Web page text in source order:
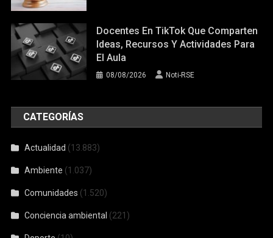
Docentes En TikTok Que Comparten
Ideas, Recursos Y Actividades Para
El Aula
08/08/2026 Noti-RSE
CATEGORÍAS
Actualidad (13.883)
Ambiente (1.037)
Comunidades (1.520)
Conciencia ambiental (221)